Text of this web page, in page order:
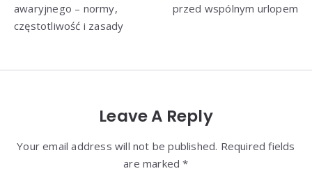
awaryjnego – normy,
częstotliwość i zasady
przed wspólnym urlopem
Leave A Reply
Your email address will not be published. Required fields
are marked *